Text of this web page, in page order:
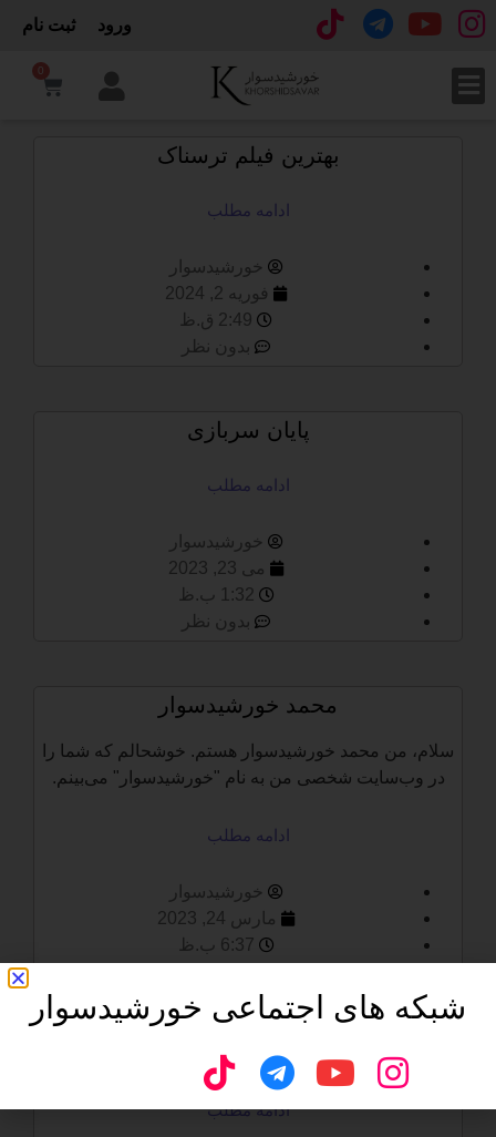
ورود ثبت نام
0
بهترین فیلم ترسناک
ادامه مطلب
خورشیدسوار
فوریه 2, 2024
2:49 ق.ظ
بدون نظر
پایان سربازی
ادامه مطلب
خورشیدسوار
می 23, 2023
1:32 ب.ظ
بدون نظر
محمد خورشیدسوار
سلام، من محمد خورشیدسوار هستم. خوشحالم که شما را
در وب‌سایت شخصی من به نام "خورشیدسوار" می‌بینم.
ادامه مطلب
خورشیدسوار
مارس 24, 2023
6:37 ب.ظ
اولین نوشته سایت
ادامه مطلب
شبکه های اجتماعی خورشیدسوار